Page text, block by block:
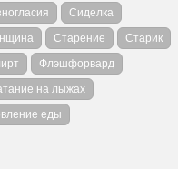
Сиделка
Старение
Старик
Флэшфорвард
на лыжах
еды